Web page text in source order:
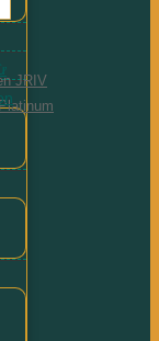
JRIV